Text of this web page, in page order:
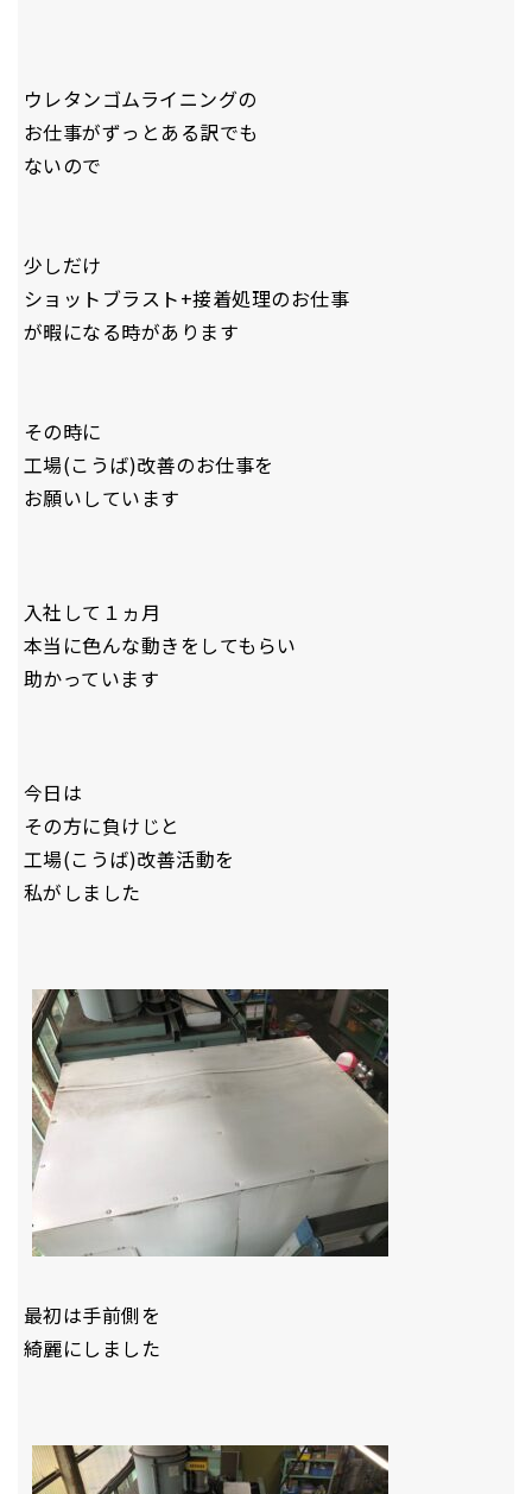
ウレタンゴムライニングの
お仕事がずっとある訳でも
ないので
少しだけ
ショットブラスト+接着処理のお仕事
が暇になる時があります
その時に
工場(こうば)改善のお仕事を
お願いしています
入社して１ヵ月
本当に色んな動きをしてもらい
助かっています
今日は
その方に負けじと
工場(こうば)改善活動を
私がしました
最初は手前側を
綺麗にしました